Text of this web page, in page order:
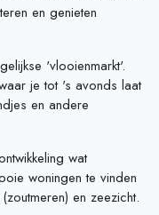
en genieten
'vlooienmarkt'.
je tot 's avonds laat
en andere
wat
woningen te vinden
en zeezicht.